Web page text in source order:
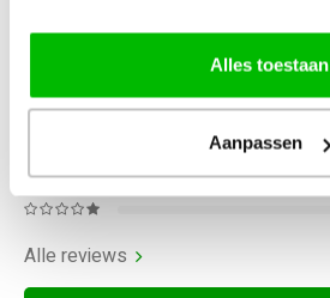
Alles toestaan
Aanpassen
Alle reviews